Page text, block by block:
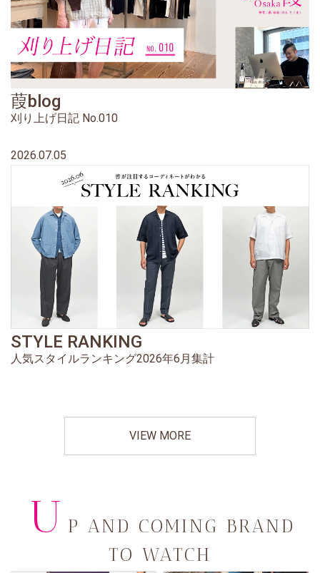
葭blog
刈り上げ日記 No.010
2026.07.05
STYLE RANKING
人気スタイルランキング2026年6月集計
VIEW MORE
U P AND COMING BRAND
TO WATCH